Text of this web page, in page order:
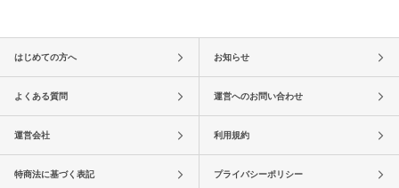
はじめての方へ お知らせ
よくある質問 運営へのお問い合わせ
運営会社 利用規約
特商法に基づく表記 プライバシーポリシー